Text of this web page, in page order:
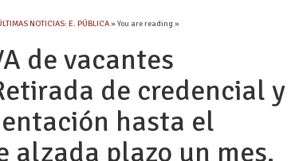
NOTICIAS: E. PÚBLICA» You are reading »
de vacantes
de credencial y
hasta el
alzada plazo un mes.